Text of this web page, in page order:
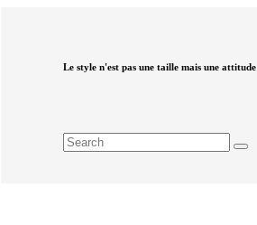
Le style n'est pas une taille mais une attitude